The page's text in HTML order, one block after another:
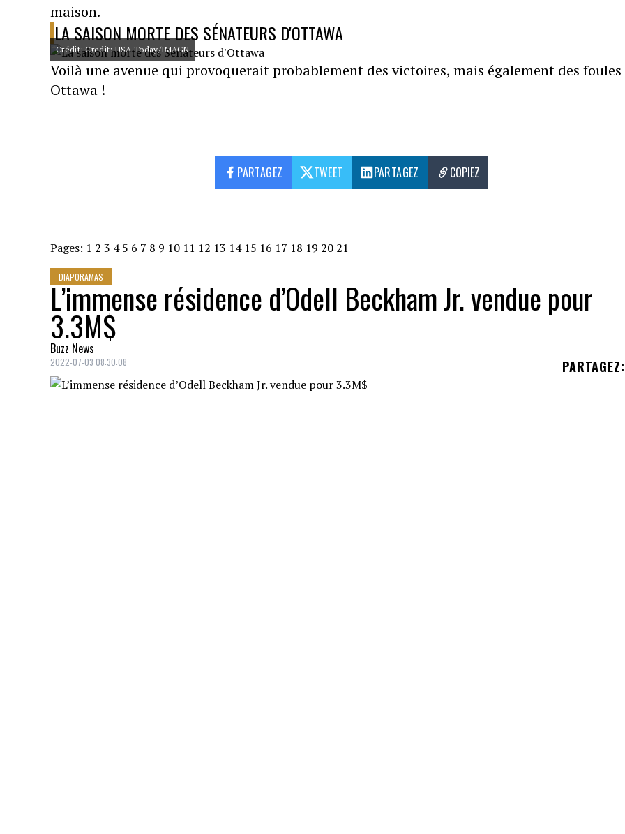
maison.
LA SAISON MORTE DES SÉNATEURS D'OTTAWA
Crédit: Credit: USA Today/IMAGN
Voilà une avenue qui provoquerait probablement des victoires, mais également des foules
Ottawa !
PARTAGEZ TWEET PARTAGEZ COPIEZ
Pages: 1 2 3 4 5 6 7 8 9 10 11 12 13 14 15 16 17 18 19 20 21
DIAPORAMAS
L’immense résidence d’Odell Beckham Jr. vendue pour
3.3M$
Buzz News
2022-07-03 08:30:08 PARTAGEZ: